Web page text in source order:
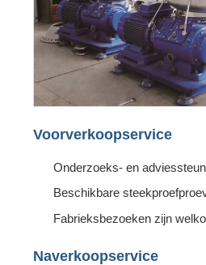
Voorverkoopservice
Onderzoeks- en adviessteun
Beschikbare
Fabrieksbezoeken zijn
Naverkoopservice